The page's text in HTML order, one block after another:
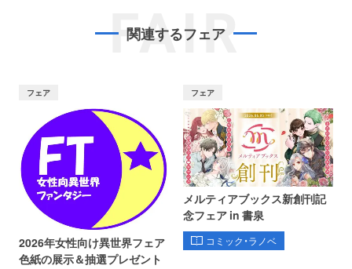
FAIR
関連するフェア
フェア
2026年女性向け異世界フェア
色紙の展示＆抽選プレゼント
フェア
メルティアブックス新創刊記
念フェア in 書泉
コミック・ラノベ